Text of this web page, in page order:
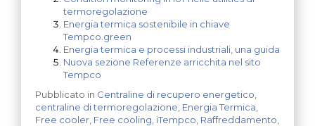
termoregolazione
Energia termica sostenibile in chiave
Tempco.green
Energia termica e processi industriali, una guida
Nuova sezione Referenze arricchita nel sito
Tempco
Pubblicato in Centraline di recupero energetico
centraline di termoregolazione Energia Termica
Free cooler Free cooling iTempco Raffreddamento